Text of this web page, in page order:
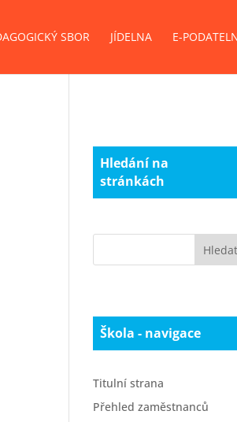
SBOR JÍDELNA E-
Hledání na
stránkách
Škola - navigace
Titulní strana
Přehled zaměstnanců